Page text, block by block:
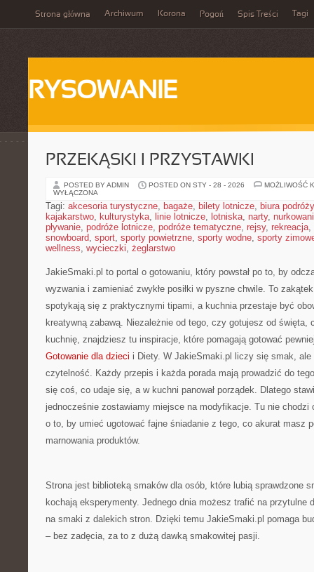
Strona główna Archiwum Korona Pogoń Spis Treści Tagi
RYSOWANIE
PRZEKĄSKI I PRZYSTAWKI
POSTED BY ADMIN POSTED ON STY - 28 - 2026
MOŻLIWOŚĆ
WYŁĄCZONA
Tagi: akcesoria turystyczne, bagaże, bilety lotnicze, biura podróży
kajakarstwo, kulturystyka, linie lotnicze, lotniska, narty,
pływanie, podróże lotnicze, podróże tematyczne, rejsy, rekreacja,
snowboard, sport, sporty powietrzne, sporty wodne, sporty
wellness, wycieczki, żeglarstwo
JakieSmaki.pl to portal o gotowaniu, który powstał po to, by
wyzwania i zamieniać zwykłe posiłki w pyszne chwile. To
spotykają się z praktycznymi tipami, a kuchnia przestaje być
kreatywną zabawą. Niezależnie od tego, czy gotujesz od święta,
kuchnię, znajdziesz tu inspiracje, które pomagają gotować
Gotowanie dla dzieci i Diety. W JakieSmaki.pl liczy się smak, ale
czytelność. Każdy przepis i każda porada mają prowadzić do
się coś, co udaje się, a w kuchni panował porządek. Dlatego
jednocześnie zostawiamy miejsce na modyfikacje. Tu nie chodzi
o to, by umieć ugotować fajne śniadanie z tego, co akurat masz
marnowania produktów.
Strona jest biblioteką smaków dla osób, które lubią sprawdzone
kochają eksperymenty. Jednego dnia możesz trafić na przytulne
na smaki z dalekich stron. Dzięki temu JakieSmaki.pl pomaga
– bez zadęcia, za to z dużą dawką smakowitej pasji.